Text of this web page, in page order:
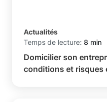
Actualités
Temps de lecture: 8 min
Domicilier son
conditions et risques